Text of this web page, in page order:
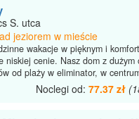
S. utca
jeziorem w mieście
wakacje w pięknym i
niskiej cenie. Nasz dom z dużym
od plaży w eliminator, w
Noclegi od: 77.37 zł